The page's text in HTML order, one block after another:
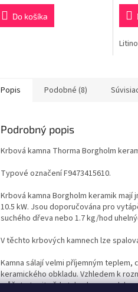
Do košíka
Popis Podobné (8)
Podrobný popis
Krbová kamna Thorma Borgholm
Typové označení F9473415610.
Krbová kamna Borgholm keramik
10.5 kW. Jsou doporučována pro
suchého dřeva nebo 1.7 kg/hod
V těchto krbových kamnech lze
Kamna sálají velmi příjemným teplem,
keramického obkladu. Vzhledem k
můžete topit vždy tak, aby povrch